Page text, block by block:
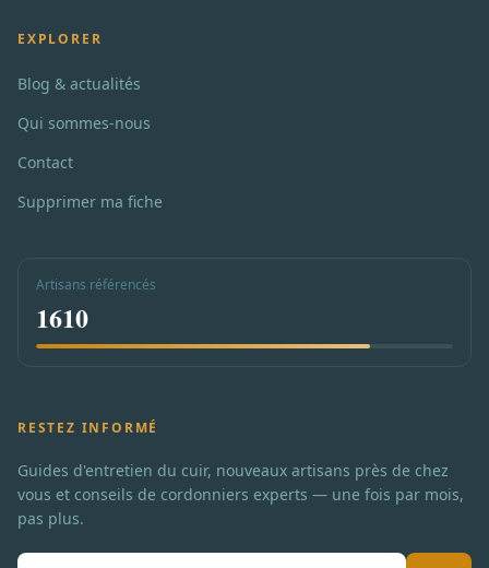
EXPLORER
Blog & actualités
Qui sommes-nous
Contact
Supprimer ma fiche
Artisans référencés
1610
RESTEZ INFORMÉ
Guides d'entretien du cuir, nouveaux artisans près de chez
vous et conseils de cordonniers experts — une fois par mois,
pas plus.